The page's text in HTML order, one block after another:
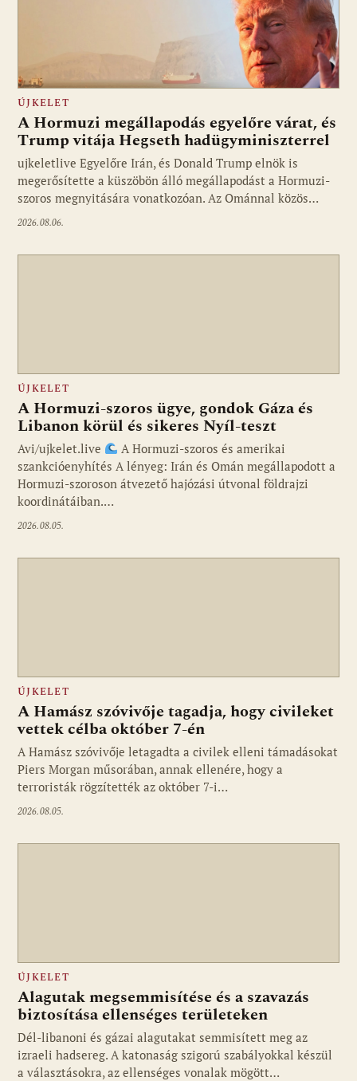
Fotó: ujkelet.live
ÚJKELET
A Hormuzi megállapodás egyelőre várat, és
Trump vitája Hegseth hadügyminiszterrel
ujkeletlive Egyelőre Irán, és Donald Trump elnök is
megerősítette a küszöbön álló megállapodást a Hormuzi-
szoros megnyitására vonatkozóan. Az Ománnal közös…
2026.08.06.
ÚJKELET
A Hormuzi-szoros ügye, gondok Gáza és
Libanon körül és sikeres Nyíl-teszt
Avi/ujkelet.live
A Hormuzi-szoros és amerikai
szankcióenyhítés A lényeg: Irán és Omán megállapodott a
Hormuzi-szoroson átvezető hajózási útvonal földrajzi
koordinátáiban.…
2026.08.05.
ÚJKELET
A Hamász szóvivője tagadja, hogy civileket
vettek célba október 7-én
A Hamász szóvivője letagadta a civilek elleni támadásokat
Piers Morgan műsorában, annak ellenére, hogy a
terroristák rögzítették az október 7-i…
2026.08.05.
ÚJKELET
Alagutak megsemmisítése és a szavazás
biztosítása ellenséges területeken
Dél-libanoni és gázai alagutakat semmisített meg az
izraeli hadsereg. A katonaság szigorú szabályokkal készül
a választásokra, az ellenséges vonalak mögött…